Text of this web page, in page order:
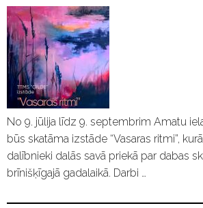
No 9. jūlija līdz 9. septembrim Amatu
būs skatāma izstāde “Vasaras ritmi”, kurā
dalībnieki dalās savā priekā par dabas
brīnišķīgajā gadalaikā. Darbi …